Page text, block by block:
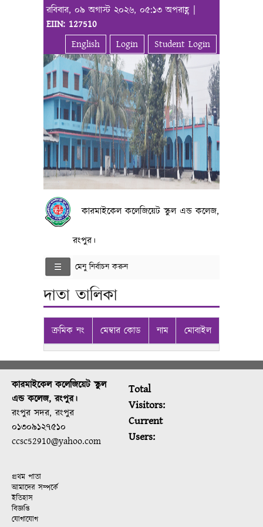
রবিবার, ০৯ অগাস্ট ২০২৬, ০৫:১৩ অপরাহ্ণ |
EIIN: 127510
English
Login Student Login
কারমাইকেল কলেজিয়েট স্কুল এন্ড কলেজ,
রংপুর।
মেনু নির্বাচন করুন
দাতা তালিকা
ক্রমিক নং মেম্বার কোড নাম মোবাইল
কারমাইকেল কলেজিয়েট স্কুল
এন্ড কলেজ, রংপুর।
রংপুর সদর, রংপুর
০১৩০৯১২৭৫১০
ccsc52910@yahoo.com
Total
Visitors:
Current
Users:
প্রথম পাতা
আমাদের সম্পর্কে
ইতিহাস
বিজ্ঞপ্তি
যোগাযোগ